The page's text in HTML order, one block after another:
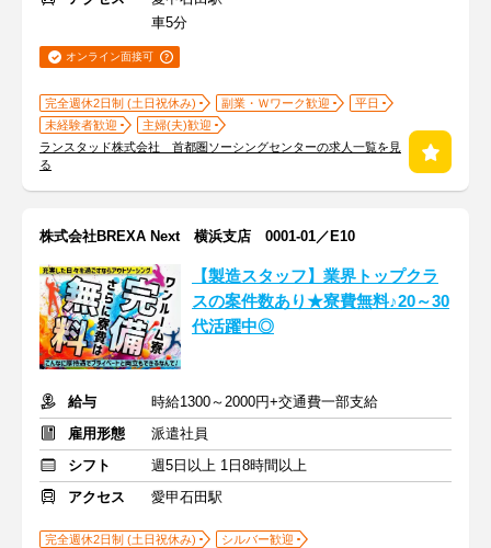
車5分
オンライン面接可
完全週休2日制 (土日祝休み) 副業・Ｗワーク歓迎
平日
未経験者歓迎
主婦(夫)歓迎
ランスタッド株式会社 首都圏ソーシングセンターの求人一覧を見
る
株式会社BREXA Next 横浜支店 0001-01／E10
【製造スタッフ】業界トップクラ
スの案件数あり★寮費無料♪20～30
代活躍中◎
給与
時給1300～2000円+交通費一部支給
雇用形態
派遣社員
シフト
週5日以上 1日8時間以上
アクセス
愛甲石田駅
完全週休2日制 (土日祝休み)
シルバー歓迎